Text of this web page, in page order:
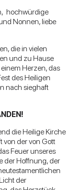
hochwürdige
Nonnen, liebe
die in vielen
und zu Hause
Herzen, das
des Heiligen
nach sieghaft
die Heilige Kirche
von der von Gott
Feuer unseres
der Hoffnung, der
der